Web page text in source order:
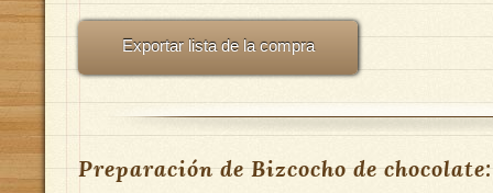
Exportar lista de la compra
Preparación de Bizcocho de chocolate: